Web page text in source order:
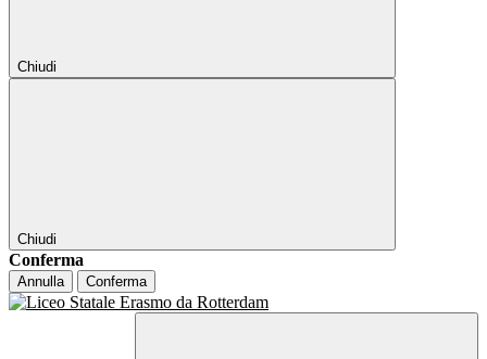
Chiudi
Chiudi
Conferma
Annulla Conferma